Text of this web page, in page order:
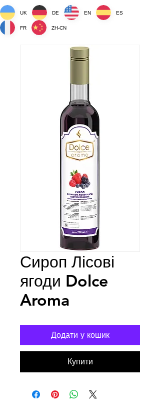
Сироп Лісові
ягоди Dolce
Aroma
Додати у кошик
Купити
UK DE EN ES
FR ZH-CN